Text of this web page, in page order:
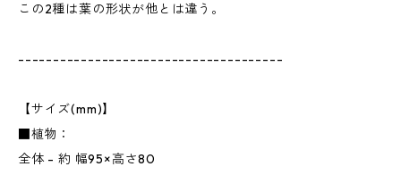
この2種は葉の形状が他とは違う。
--------------------------------------
【サイズ(mm)】
■植物：
全体 - 約 幅95×高さ80